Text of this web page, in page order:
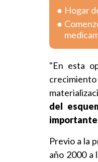
Hogar
"En esta
del
Previo a la
año 2000 a